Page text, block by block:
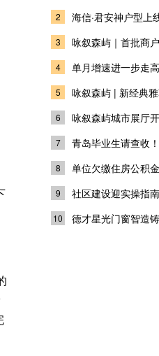
2
3 咏叙森屿｜首批商
4
5 咏叙森屿 | 新经典
6 咏叙森屿城市展厅
7 青岛毕业生请查收
8 单位欠缴住房公积
9
10 德才星光门窗智造